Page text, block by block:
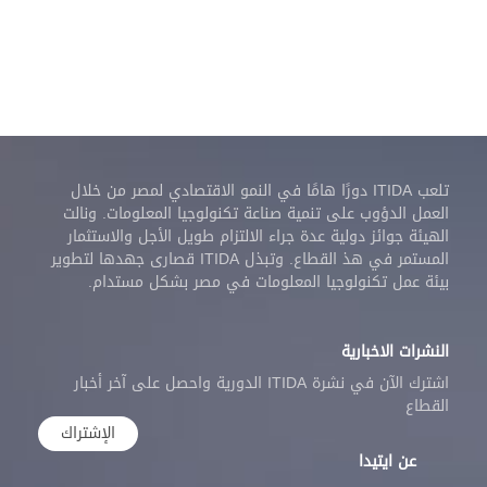
تلعب ITIDA دورًا هامًا في النمو الاقتصادي لمصر من خلال
العمل الدؤوب على تنمية صناعة تكنولوجيا المعلومات. ونالت
الهيئة جوائز دولية عدة جراء الالتزام طويل الأجل والاستثمار
المستمر في هذ القطاع. وتبذل ITIDA قصارى جهدها لتطوير
بيئة عمل تكنولوجيا المعلومات في مصر بشكل مستدام.
النشرات الاخبارية
اشترك الآن في نشرة ITIDA الدورية واحصل على آخر أخبار
القطاع
الإشتراك
عن ايتيدا